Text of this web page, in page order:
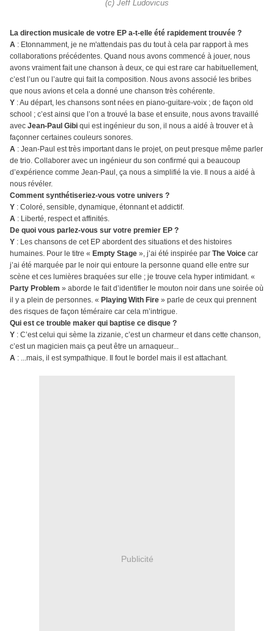
(c) Jeff Ludovicus
La direction musicale de votre EP a-t-elle été rapidement trouvée ?
A : Etonnamment, je ne m'attendais pas du tout à cela par rapport à mes
collaborations précédentes. Quand nous avons commencé à jouer, nous
avons vraiment fait une chanson à deux, ce qui est rare car habituellement,
c’est l’un ou l’autre qui fait la composition. Nous avons associé les bribes
que nous avions et cela a donné une chanson très cohérente.
Y : Au départ, les chansons sont nées en piano-guitare-voix ; de façon old
school ; c’est ainsi que l’on a trouvé la base et ensuite, nous avons travaillé
avec Jean-Paul Gibi qui est ingénieur du son, il nous a aidé à trouver et à
façonner certaines couleurs sonores.
A : Jean-Paul est très important dans le projet, on peut presque même parler
de trio. Collaborer avec un ingénieur du son confirmé qui a beaucoup
d’expérience comme Jean-Paul, ça nous a simplifié la vie. Il nous a aidé à
nous révéler.
Comment synthétiseriez-vous votre univers ?
Y : Coloré, sensible, dynamique, étonnant et addictif.
A : Liberté, respect et affinités.
De quoi vous parlez-vous sur votre premier EP ?
Y : Les chansons de cet EP abordent des situations et des histoires
humaines. Pour le titre « Empty Stage », j’ai été inspirée par The Voice car
j’ai été marquée par le noir qui entoure la personne quand elle entre sur
scène et ces lumières braquées sur elle ; je trouve cela hyper intimidant. «
Party Problem » aborde le fait d’identifier le mouton noir dans une soirée où
il y a plein de personnes. « Playing With Fire » parle de ceux qui prennent
des risques de façon téméraire car cela m’intrigue.
Qui est ce trouble maker qui baptise ce disque ?
Y : C’est celui qui sème la zizanie, c’est un charmeur et dans cette chanson,
c’est un magicien mais ça peut être un arnaqueur...
A : ...mais, il est sympathique. Il fout le bordel mais il est attachant.
Publicité